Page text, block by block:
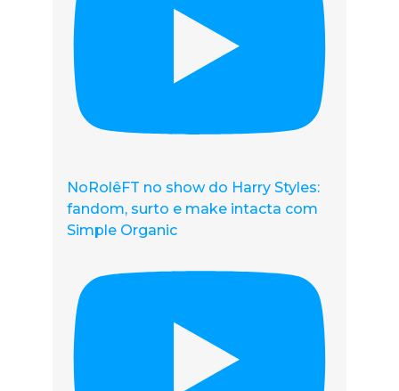
NoRolêFT no show do Harry Styles:
fandom, surto e make intacta com
Simple Organic